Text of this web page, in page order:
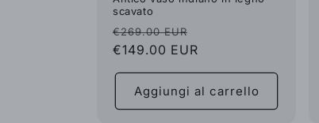
scavato
Prezzo
di
listino
€269.00 EUR
scontato
€149.00 EUR
Aggiungi al carrello